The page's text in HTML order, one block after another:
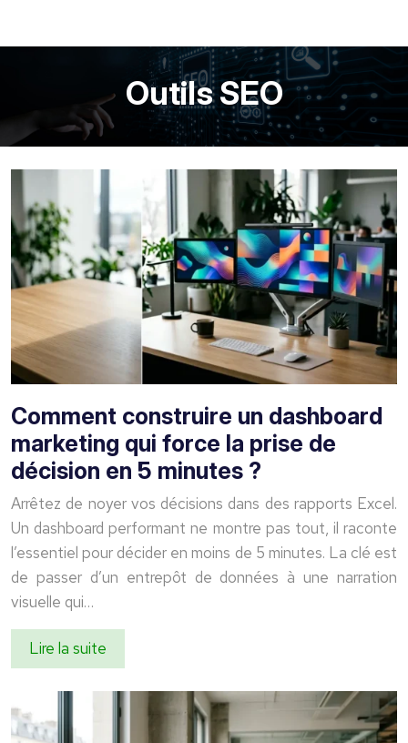
Outils SEO
Comment construire un dashboard
marketing qui force la prise de
décision en 5 minutes ?
Arrêtez de noyer vos décisions dans des rapports Excel.
Un dashboard performant ne montre pas tout, il raconte
l’essentiel pour décider en moins de 5 minutes. La clé est
de passer d’un entrepôt de données à une narration
visuelle qui…
Lire la suite